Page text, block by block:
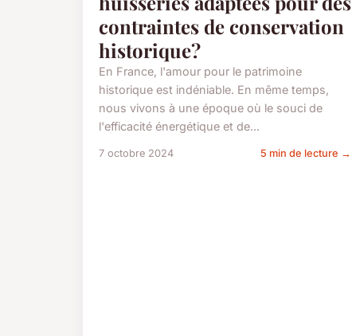
contraintes de conservation
historique?
En France, l'amour pour le patrimoine
historique est indéniable. En même temps,
nous vivons à une époque où le souci de
l'efficacité énergétique et de...
7 octobre 2024 5 min de lecture →